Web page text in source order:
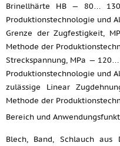
Brinellhärte HB — 80…
Produktionstechnologie und
Grenze der Zugfestigkeit,
Methode der
Streckspannung, MPa —
Produktionstechnologie und
zulässige Linear
Methode der
Bereich und
Blech, Band, Schlauch